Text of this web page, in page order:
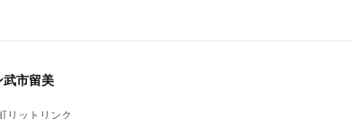
市留美
リットリンク